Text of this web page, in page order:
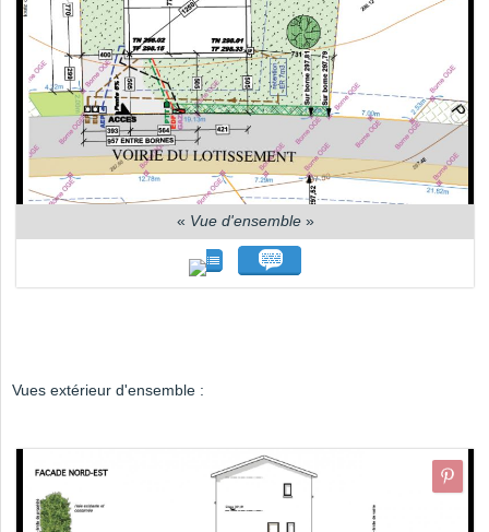
« Vue d'ensemble»
Vues extérieur d'ensemble :